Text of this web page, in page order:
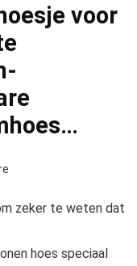
voor
zeker te weten dat
hoes speciaal